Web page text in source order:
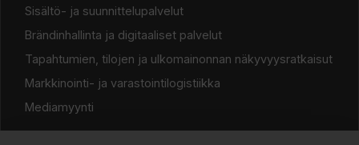
Sisältö- ja suunnittelupalvelut
Brändinhallinta ja digitaaliset palvelut
Tapahtumien, tilojen ja ulkomainonnan näkyvyysratkaisut
Markkinointi- ja varastointilogistiikka
Mediamyynti